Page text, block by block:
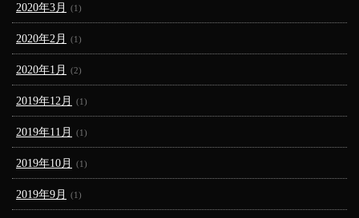
2020年3月 (1)
2020年2月 (1)
2020年1月 (2)
2019年12月 (1)
2019年11月 (1)
2019年10月 (1)
2019年9月 (1)